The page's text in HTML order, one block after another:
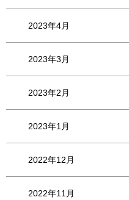
2023年4月
2023年3月
2023年2月
2023年1月
2022年12月
2022年11月